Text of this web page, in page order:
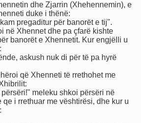
dhe Zjarrin (Xhehennemin), e
duke i thënë:
pregaditur për banorët e tij".
në Xhennet dhe pa çfarë kishte
banorët e Xhennetit. Kur engjëlli u
askush nuk di për të pa hyrë
që Xhenneti të rrethohet me
meleku shkoi përsëri në
qe i rrethuar me vështirësi, dhe kur u